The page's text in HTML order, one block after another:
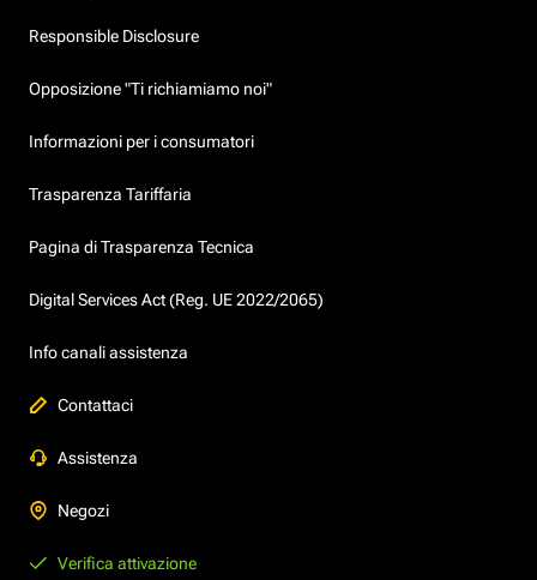
Responsible Disclosure
Opposizione "Ti richiamiamo noi"
Informazioni per i consumatori
Trasparenza Tariffaria
Pagina di Trasparenza Tecnica
Digital Services Act (Reg. UE 2022/2065)
Info canali assistenza
Contattaci
Assistenza
Negozi
Verifica attivazione